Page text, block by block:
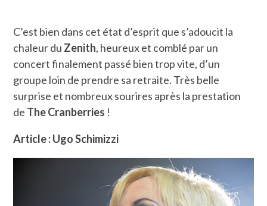
C’est bien dans cet état d’esprit que s’adoucit la
chaleur du Zenith, heureux et comblé par un
concert finalement passé bien trop vite, d’un
groupe loin de prendre sa retraite. Très belle
surprise et nombreux sourires après la prestation
de The Cranberries !
Article : Ugo Schimizzi